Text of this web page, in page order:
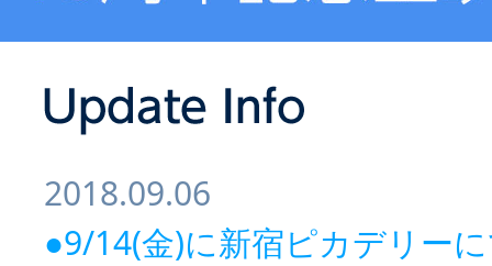
2018.09.06
●9/14(金)に新宿ピカデリー